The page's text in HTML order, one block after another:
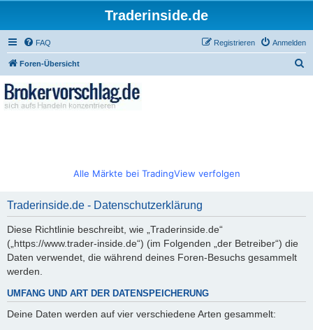
Traderinside.de
FAQ Anmelden
Registrieren
Foren-Übersicht
Alle Märkte bei TradingView verfolgen
Traderinside.de - Datenschutzerklärung
Diese Richtlinie beschreibt, wie „Traderinside.de“
(„https://www.trader-inside.de“) (im Folgenden „der Betreiber“) die
Daten verwendet, die während deines Foren-Besuchs gesammelt
werden.
UMFANG UND ART DER DATENSPEICHERUNG
Deine Daten werden auf vier verschiedene Arten gesammelt: